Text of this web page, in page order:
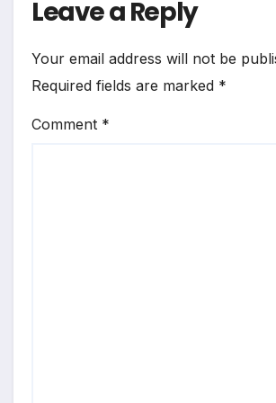
Leave a Reply
Your email address will not be
Required fields are marked *
Comment *